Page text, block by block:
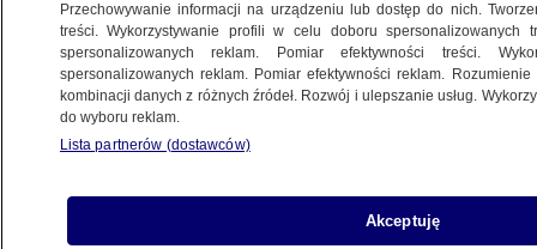
Oprac.Wiktor Knowski
4.06.2026, 09:49
Posłuchaj artykułu
Czyta lektor AI
Przechowywanie informacji na urządzeniu lub dostęp do nich.
treści. Wykorzystywanie profili w celu doboru spersonalizowanych
spersonalizowanych reklam. Pomiar efektywności treści.
spersonalizowanych reklam. Pomiar efektywności reklam.
kombinacji danych z różnych źródeł. Rozwój i ulepszanie usług.
do wyboru reklam.
Lista partnerów (dostawców)
Akceptuję